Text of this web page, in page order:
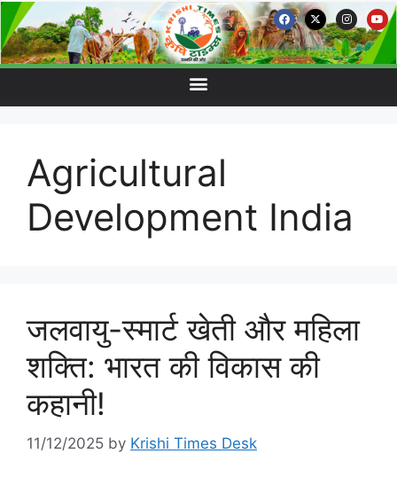
Agricultural
Development India
जलवायु-स्मार्ट खेती और महिला
शक्ति: भारत की विकास की
कहानी!
11/12/2025 by Krishi Times Desk